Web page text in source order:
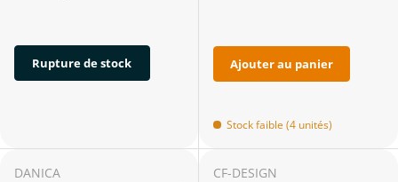
Rupture de stock Ajouter au panier
Stock faible (4 unités)
DANICA CF-DESIGN